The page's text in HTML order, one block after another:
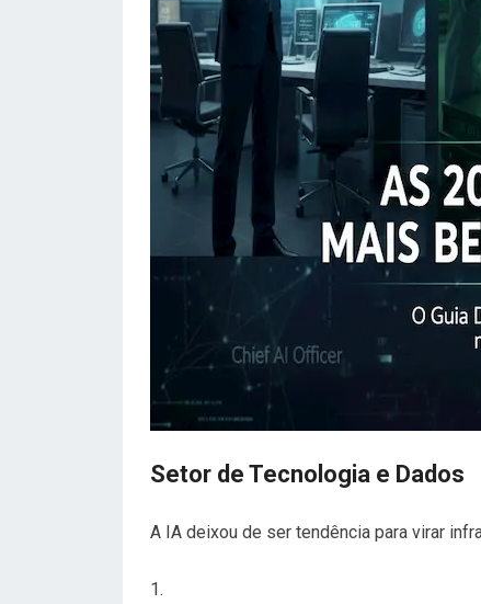
Setor de Tecnologia e Dados
A IA deixou de ser tendência para virar